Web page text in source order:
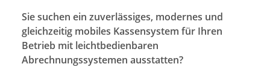
Sie suchen ein zuverlässiges, modernes und
gleichzeitig mobiles Kassensystem für Ihren
Betrieb mit leichtbedienbaren
Abrechnungssystemen ausstatten?